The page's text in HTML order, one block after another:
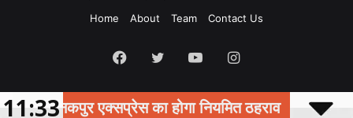
Home
About Team Contact Us
Facebook
Twitter YouTubeInstagram
का होगा नियमित ठहराव देहरादून :
11:33